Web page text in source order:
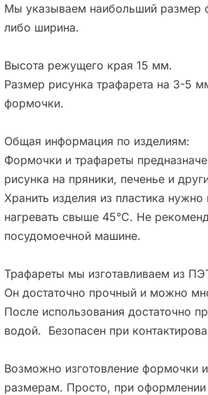
Мы указываем наибольший размер
либо ширина.
Высота режущего края 15 мм.
Размер рисунка трафарета на 3-5
формочки.
Общая информация по изделиям:
Формочки и трафареты
рисунка на пряники, печенье и
Хранить изделия из пластика
нагревать свыше 45°С. Не
посудомоечной машине.
Трафареты мы изготавливаем из
Он достаточно прочный и можно
После использования достаточно
водой. Безопасен при
Возможно изготовление формочки
размерам. Просто, при оформлении